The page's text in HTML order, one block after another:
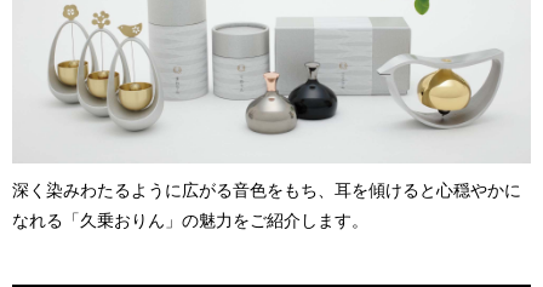
深く染みわたるように広がる音色をもち、耳を傾けると心穏やかに
なれる「久乗おりん」の魅力をご紹介します。